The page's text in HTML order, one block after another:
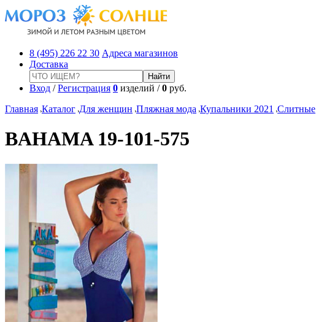
8 (495) 226 22 30 Адреса магазинов
Доставка
Вход /Регистрация 0 изделий /0 руб.
Главная Каталог Для женщин Пляжная мода Купальники 2021 Слитные
BAHAMA 19-101-575